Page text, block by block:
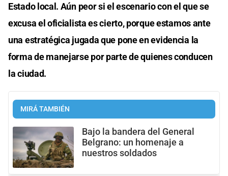
Estado local. Aún peor si el escenario con el que se
excusa el oficialista es cierto, porque estamos ante
una estratégica jugada que pone en evidencia la
forma de manejarse por parte de quienes conducen
la ciudad.
MIRÁ TAMBIÉN
Bajo la bandera del General
Belgrano: un homenaje a
nuestros soldados